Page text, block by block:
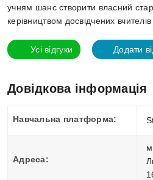
учням шанс створити власний
керівництвом досвідчених
Усі відгуки Додати
Довідкова інформація
Навчальна платформа:
Адреса: